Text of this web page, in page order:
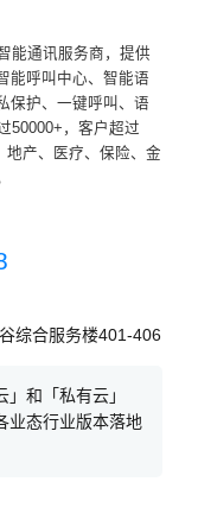
能通讯服务商，提供
能呼叫中心、智能语
保护、一键呼叫、语
50000+，客户超过
地产、医疗、保险、金
综合服务楼401-406
和「私有云」
业态行业版本落地